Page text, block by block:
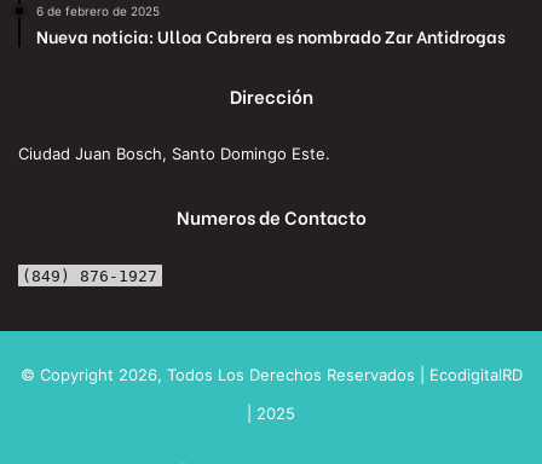
6 de febrero de 2025
Nueva noticia: Ulloa Cabrera es nombrado Zar Antidrogas
Dirección
Ciudad Juan Bosch, Santo Domingo Este.
Numeros de Contacto
(849) 876-1927
© Copyright 2026, Todos Los Derechos Reservados | EcodigitalRD
| 2025